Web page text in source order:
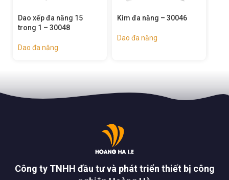
Kìm đa năng – 30046
Dao rọc giấy 2 chức
Công ty TNHH đầu tư và phát triển thiết bị công